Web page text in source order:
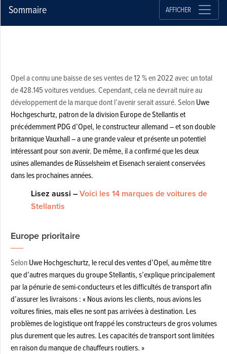
Sommaire AFFICHER
Opel a connu une baisse de ses ventes de 12 % en 2022 avec un total
de 428.145 voitures vendues. Cependant, cela ne devrait nuire au
développement de la marque dont l’avenir serait assuré. SelonUwe
Hochgeschurtz, patron de la division Europe de Stellantis et
précédemment PDG d’Opel, le constructeur allemand – et son double
britannique Vauxhall – a une grande valeur et présente un potentiel
intéressant pour son avenir. De même, il a confirmé que les deux
usines allemandes de Rüsselsheim et Eisenach seraient conservées
dans les prochaines années.
Lisez aussi –Voici les 14 marques de voitures de
Stellantis
Europe prioritaire
SelonUwe Hochgeschurtz, le recul des ventes d’Opel, au même titre
que d’autres marques du groupe Stellantis, s’explique principalement
par la pénurie de semi-conducteurs et les difficultés de transport afin
d’assurer les livraisons : « Nous avions les clients, nous avions les
voitures finies, mais elles ne sont pas arrivées à destination. Les
problèmes de logistique ont frappé les constructeurs de gros volumes
plus durement que les autres. Les capacités de transport sont limitées
en raison du manque de chauffeurs routiers. »